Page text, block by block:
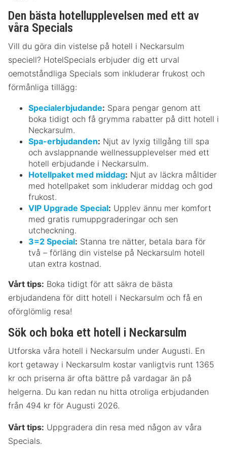
Den bästa hotellupplevelsen med ett av
våra Specials
Vill du göra din vistelse på hotell i Neckarsulm
speciell? HotelSpecials erbjuder dig ett urval
oemotståndliga Specials som inkluderar frukost och
förmånliga tillägg:
Specialerbjudande: Spara pengar genom att
boka tidigt och få grymma rabatter på ditt hotell i
Neckarsulm.
Spa-erbjudanden: Njut av lyxig tillgång till spa
och avslappnande wellnessupplevelser med ett
hotell erbjudande i Neckarsulm.
Hotellpaket med middag: Njut av läckra måltider
med hotellpaket som inkluderar middag och god
frukost.
VIP Upgrade Special: Upplev ännu mer komfort
med gratis rumuppgraderingar och sen
utcheckning.
3=2 Special: Stanna tre nätter, betala bara för
två – förläng din vistelse på Neckarsulm hotell
utan extra kostnad.
Vårt tips: Boka tidigt för att säkra de bästa
erbjudandena för ditt hotell i Neckarsulm och få en
oförglömlig resa!
Sök och boka ett hotell i Neckarsulm
Utforska våra hotell i Neckarsulm under Augusti. En
kort getaway i Neckarsulm kostar vanligtvis runt 1365
kr och priserna är ofta bättre på vardagar än på
helgerna. Du kan redan nu hitta otroliga erbjudanden
från 494 kr för Augusti 2026.
Vårt tips: Uppgradera din resa med någon av våra
Specials.